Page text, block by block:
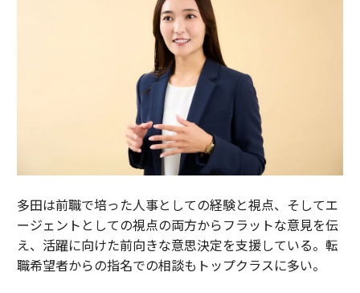
多田は前職で培った人事としての経験と視点、そしてエ
ージェントとしての視点の両方からフラットな意見を伝
え、活躍に向けた前向きな意思決定を支援している。転
職希望者からの指名での相談もトップクラスに多い。